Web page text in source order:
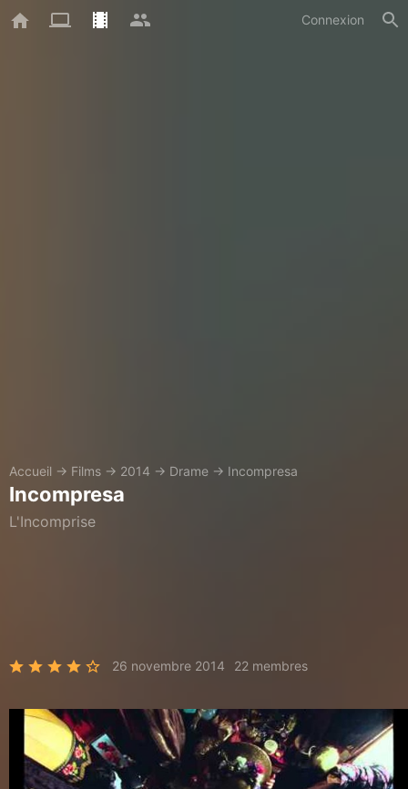
Connexion
Accueil → Films → 2014 → Drame → Incompresa
Incompresa
L'Incomprise
26 novembre 2014 22 membres